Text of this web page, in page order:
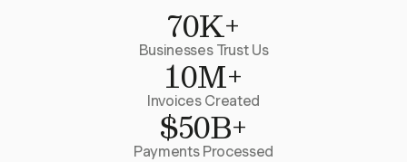
70K+
Businesses Trust Us
10M+
Invoices Created
$50B+
Payments Processed